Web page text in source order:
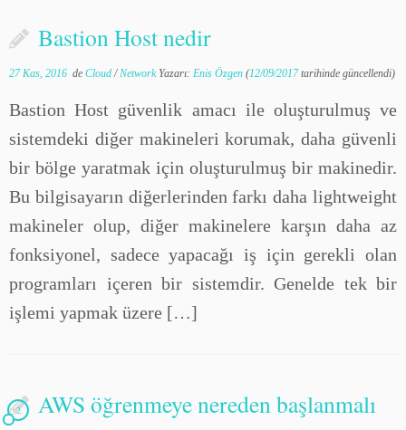
Bastion Host nedir
27 Kas, 2016 de Cloud/Network Yazarı: Enis Özgen (12/09/2017tarihinde güncellendi)
Bastion Host güvenlik amacı ile oluşturulmuş ve
sistemdeki diğer makineleri korumak, daha güvenli
bir bölge yaratmak için oluşturulmuş bir makinedir.
Bu bilgisayarın diğerlerinden farkı daha lightweight
makineler olup, diğer makinelere karşın daha az
fonksiyonel, sadece yapacağı iş için gerekli olan
programları içeren bir sistemdir. Genelde tek bir
işlemi yapmak üzere […]
AWS öğrenmeye nereden başlanmalı
2